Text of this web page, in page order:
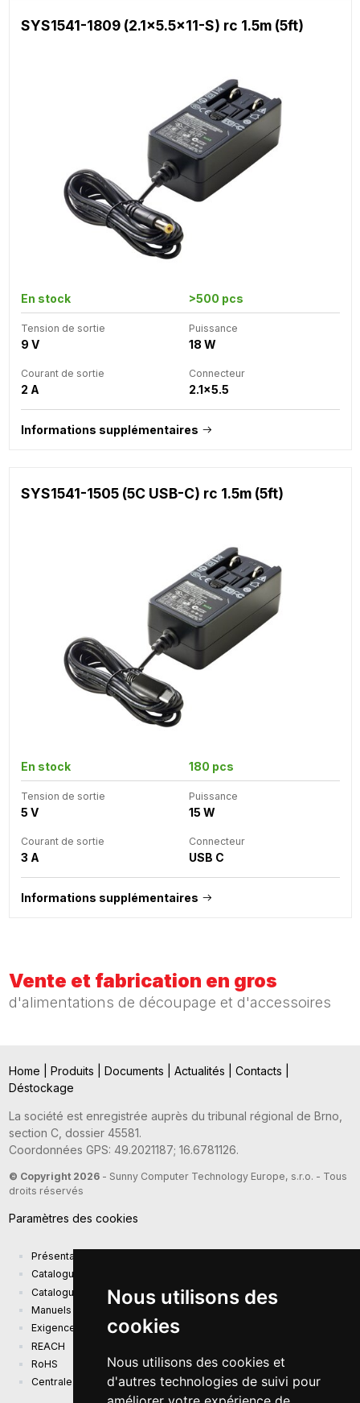
Nous utilisons des
cookies
Nous utilisons des cookies et
d'autres technologies de suivi pour
SYS1541-1809 (2.1x5.5x11-S) rc 1.5m (5ft)
En stock >500 pcs
Tension de sortie
9 V
Puissance
18 W
Courant de sortie
2 A
Connecteur
2.1x5.5
Informations supplémentaires
SYS1541-1505 (5C USB-C) rc 1.5m (5ft)
En stock 180 pcs
Tension de sortie
5 V
Puissance
15 W
Courant de sortie
3 A
Connecteur
USB C
Informations supplémentaires
Vente et fabrication en gros
d'alimentations de découpage et d'accessoires
Home Produits Documents Actualités Contacts
Déstockage
La société est enregistrée auprès du tribunal régional de Brno,
section C, dossier 45581.
Coordonnées GPS: 49.2021187; 16.6781126.
© Copyright 2026- Sunny Computer Technology Europe, s.r.o. - Tous
droits réservés
Paramètres des cookies
Présentation de la société
Catalogue actuel des produits
Catalogue de présentation
Manuels
Exigences d'écoconception (EU) 2019/1782
REACH
RoHS
Centrale photovoltaïque